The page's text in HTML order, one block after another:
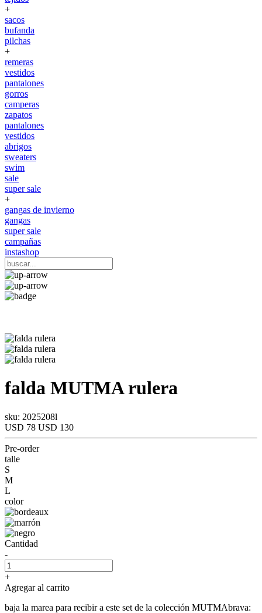
+
sacos
bufanda
pilchas
+
remeras
vestidos
pantalones
gorros
camperas
zapatos
pantalones
vestidos
abrigos
sweaters
swim
sale
super sale
+
gangas de invierno
gangas
super sale
campañas
instashop
falda MUTMArulera
sku: 2025208l
USD 78 USD 130
Pre-order
talle
S
M
L
color
Cantidad
-
+
Agregar al carrito
baja la marea para recibir a este set de la colección MUTMAbrava: